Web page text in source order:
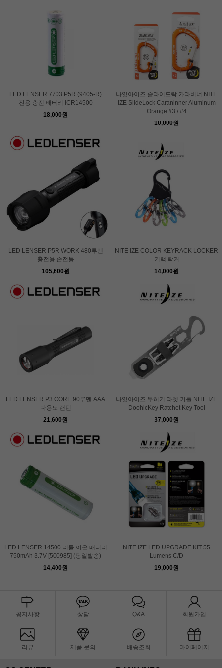
LED LENSER 7703 P5R (9405-R)
전용 충전 배터리 ICR14500
18,000원
나잇아이즈 슬라이드락 카라비너 NITE
IZE SlideLock Caraninner Aluminum
Orange #3 / #4
10,000원
LED LENSER P5R WORK 480루멘
충전용 손전등
105,600원
NITE IZE COLOR KEYRACK LOCKER
키랙 락커
14,000원
LED LENSER P3 CORE 90루멘 AAA
다용도 랜턴
21,600원
나잇아이즈 두히키 라쳇 키툴 NITE IZE
DoohicKey Ratchet Key Tool
37,000원
LED LENSER 14500 리튬 이온 배터리
750mAh 3.7V [500985] (당일발송)
14,400원
NITE IZE LED UPGRADE KIT 55
Lumens C/D
19,000원
공지사항 상담 Q&A 회원가입
리뷰 제품 문의 배송조회 마이페이지